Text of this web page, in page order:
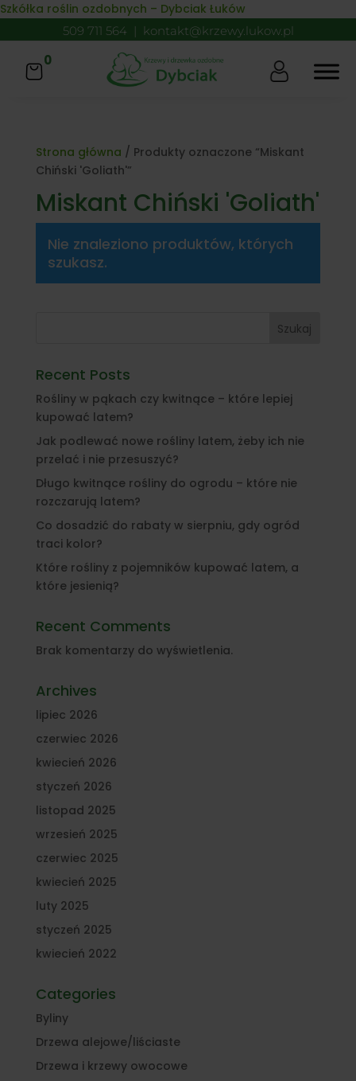
Skip to content
Szkółka roślin ozdobnych – Dybciak Łuków
509 711 564 | kontakt@krzewy.lukow.pl
0
Strona główna / Produkty oznaczone “Miskant
Chiński 'Goliath'”
Miskant Chiński 'Goliath'
Nie znaleziono produktów, których
szukasz.
Szukaj
Recent Posts
Rośliny w pąkach czy kwitnące – które lepiej
kupować latem?
Jak podlewać nowe rośliny latem, żeby ich nie
przelać i nie przesuszyć?
Długo kwitnące rośliny do ogrodu – które nie
rozczarują latem?
Co dosadzić do rabaty w sierpniu, gdy ogród
traci kolor?
Które rośliny z pojemników kupować latem, a
które jesienią?
Recent Comments
Brak komentarzy do wyświetlenia.
Archives
lipiec 2026
czerwiec 2026
kwiecień 2026
styczeń 2026
listopad 2025
wrzesień 2025
czerwiec 2025
kwiecień 2025
luty 2025
styczeń 2025
kwiecień 2022
Categories
Byliny
Drzewa alejowe/liściaste
Drzewa i krzewy owocowe